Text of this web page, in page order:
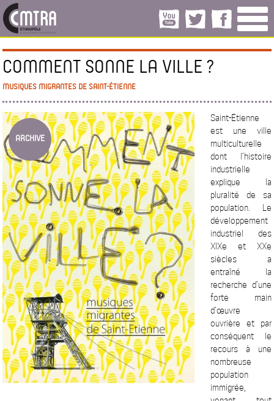
COMMENT SONNE LA VILLE ?
MUSIQUES MIGRANTES DE SAINT-ÉTIENNE
ARCHIVE
Saint-Étienne
est une ville
multiculturelle
dont l’histoire
industrielle
explique la
pluralité de sa
population. Le
développement
industriel des
XIXe et XXe
siècles a
entraîné la
recherche d’une
forte main
d’œuvre
ouvrière et par
conséquent le
recours à une
nombreuse
population
immigrée,